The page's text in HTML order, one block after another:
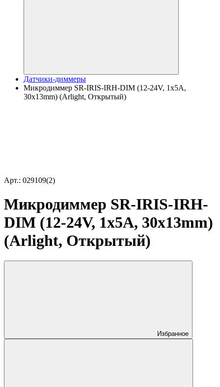
Датчики-диммеры
Микродиммер SR-IRIS-IRH-DIM (12-24V, 1x5A,
30x13mm) (Arlight, Открытый)
Арт.: 029109(2)
Микродиммер SR-IRIS-IRH-
DIM (12-24V, 1x5A, 30x13mm)
(Arlight, Открытый)
Избранное